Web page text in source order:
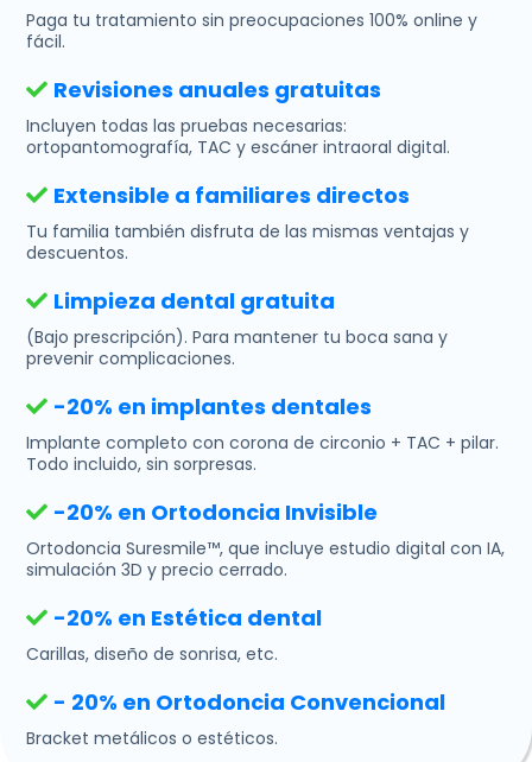
Paga tu tratamiento sin preocupaciones 100% online y
fácil.
Revisiones anuales gratuitas
Incluyen todas las pruebas necesarias:
ortopantomografía, TAC y escáner intraoral digital.
Extensible a familiares directos
Tu familia también disfruta de las mismas ventajas y
descuentos.
Limpieza dental gratuita
(Bajo prescripción). Para mantener tu boca sana y
prevenir complicaciones.
-20% en implantes dentales
Implante completo con corona de circonio + TAC + pilar.
Todo incluido, sin sorpresas.
-20% en Ortodoncia Invisible
Ortodoncia Suresmile™, que incluye estudio digital con IA,
simulación 3D y precio cerrado.
-20% en Estética dental
Carillas, diseño de sonrisa, etc.
- 20% en Ortodoncia Convencional
Bracket metálicos o estéticos.